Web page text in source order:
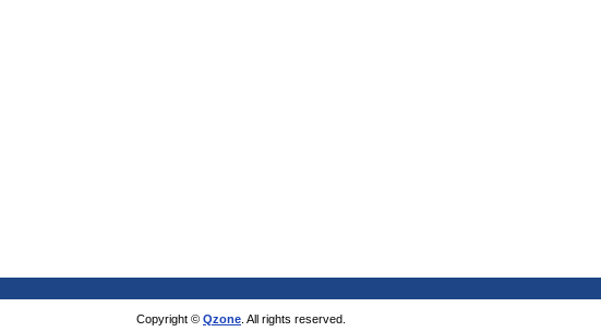
Copyright © Qzone . All rights reserved.